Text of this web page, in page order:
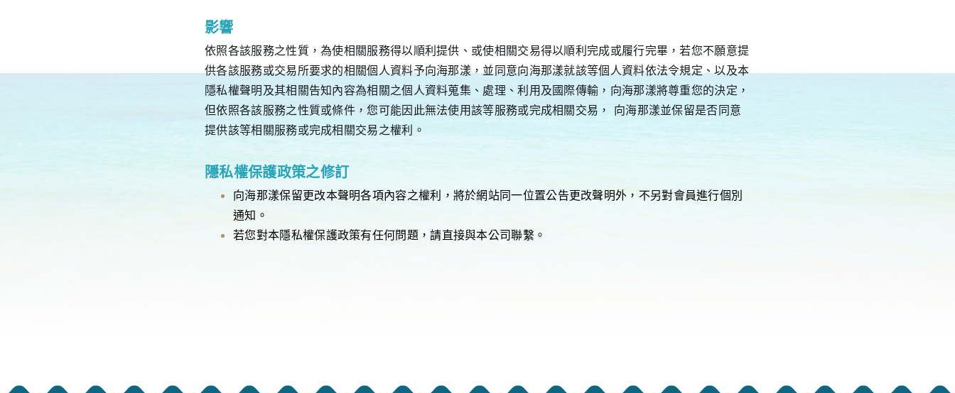
影響
依照各該服務之性質，為使相關服務得以順利提供、或使相關交易得以順利完成或履行完畢，若您不願意提
供各該服務或交易所要求的相關個人資料予向海那漾，並同意向海那漾就該等個人資料依法令規定、以及本
隱私權聲明及其相關告知內容為相關之個人資料蒐集、處理、利用及國際傳輸，向海那漾將尊重您的決定，
但依照各該服務之性質或條件，您可能因此無法使用該等服務或完成相關交易， 向海那漾並保留是否同意
提供該等相關服務或完成相關交易之權利。
隱私權保護政策之修訂
向海那漾保留更改本聲明各項內容之權利，將於網站同一位置公告更改聲明外，不另對會員進行個別
通知。
若您對本隱私權保護政策有任何問題，請直接與本公司聯繫。